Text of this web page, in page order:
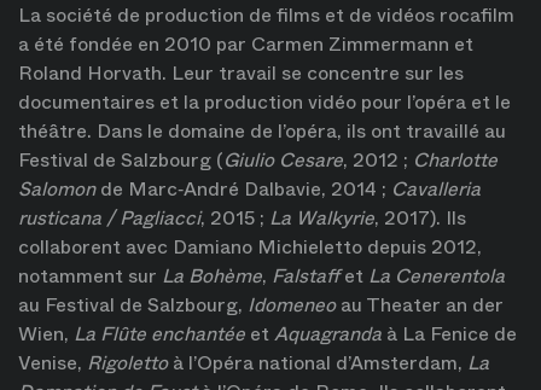
La société de production de films et de vidéos rocafilm
a été fondée en 2010 par Carmen Zimmermann et
Roland Horvath. Leur travail se concentre sur les
documentaires et la production vidéo pour l’opéra et le
théâtre. Dans le domaine de l’opéra, ils ont travaillé au
Festival de Salzbourg (Giulio Cesare, 2012 ; Charlotte
Salomonde Marc‑André Dalbavie, 2014 ; Cavalleria
rusticana / Pagliacci, 2015 ; La Walkyrie, 2017). Ils
collaborent avec Damiano Michieletto depuis 2012,
notamment sur La Bohème, Falstaffet La Cenerentola
au Festival de Salzbourg, Idomeneoau Theater an der
Wien, La Flûte enchantée etAquagranda à La Fenice de
Venise, Rigolettoà l’Opéra national d’Amsterdam, La